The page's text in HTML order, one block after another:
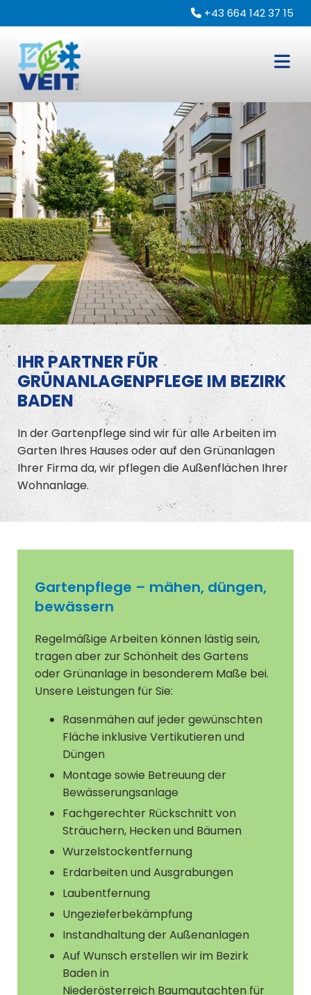
 +43 664 142 37 15
IHR PARTNER FÜR
GRÜNANLAGENPFLEGE IM BEZIRK
BADEN
In der Gartenpflege sind wir für alle Arbeiten im
Garten Ihres Hauses oder auf den Grünanlagen
Ihrer Firma da, wir pflegen die Außenflächen Ihrer
Wohnanlage.
Gartenpflege – mähen, düngen,
bewässern
Regelmäßige Arbeiten können lästig sein,
tragen aber zur Schönheit des Gartens
oder Grünanlage in besonderem Maße bei.
Unsere Leistungen für Sie:
Rasenmähen auf jeder gewünschten
Fläche inklusive Vertikutieren und
Düngen
Montage sowie Betreuung der
Bewässerungsanlage
Fachgerechter Rückschnitt von
Sträuchern, Hecken und Bäumen
Wurzelstockentfernung
Erdarbeiten und Ausgrabungen
Laubentfernung
Ungezieferbekämpfung
Instandhaltung der Außenanlagen
Auf Wunsch erstellen wir im Bezirk
Baden in
Niederösterreich Baumgutachten für